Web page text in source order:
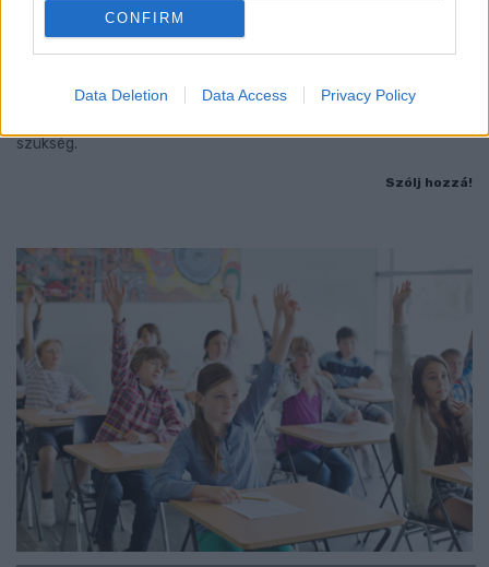
CONFIRM
Data Deletion Data Access Privacy Policy
KÁNIKULA 2026 - ENYHÜL A HŐSÉG, DE MÉG
NINCS VÉGE: SZOMBATTÓL MÁR “CSAK”
MÁSODFOKÚ RIASZTÁS LESZ ÉRVÉNYBEN
A július vége óta tartó harmadfokú hőségriasztást mérséklik, de
szükség.
Szólj hozzá!